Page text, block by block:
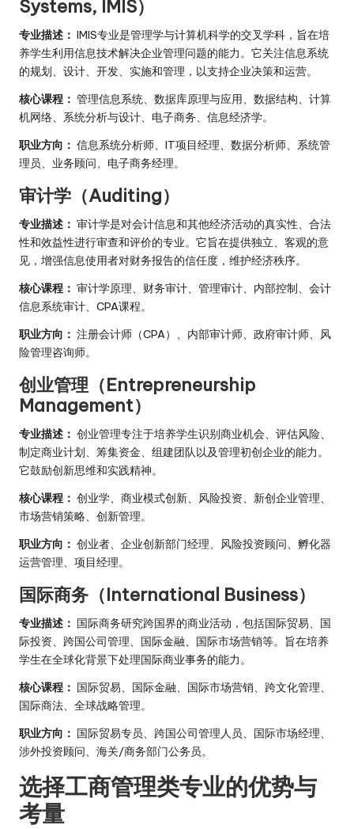
Systems, IMIS）
专业描述： IMIS专业是管理学与计算机科学的交叉学科，旨在培
养学生利用信息技术解决企业管理问题的能力。它关注信息系统
的规划、设计、开发、实施和管理，以支持企业决策和运营。
核心课程： 管理信息系统、数据库原理与应用、数据结构、计算
机网络、系统分析与设计、电子商务、信息经济学。
职业方向： 信息系统分析师、IT项目经理、数据分析师、系统管
理员、业务顾问、电子商务经理。
审计学（Auditing）
专业描述： 审计学是对会计信息和其他经济活动的真实性、合法
性和效益性进行审查和评价的专业。它旨在提供独立、客观的意
见，增强信息使用者对财务报告的信任度，维护经济秩序。
核心课程： 审计学原理、财务审计、管理审计、内部控制、会计
信息系统审计、CPA课程。
职业方向： 注册会计师（CPA）、内部审计师、政府审计师、风
险管理咨询师。
创业管理（Entrepreneurship
Management）
专业描述： 创业管理专注于培养学生识别商业机会、评估风险、
制定商业计划、筹集资金、组建团队以及管理初创企业的能力。
它鼓励创新思维和实践精神。
核心课程： 创业学、商业模式创新、风险投资、新创企业管理、
市场营销策略、创新管理。
职业方向： 创业者、企业创新部门经理、风险投资顾问、孵化器
运营管理、项目经理。
国际商务（International Business）
专业描述： 国际商务研究跨国界的商业活动，包括国际贸易、国
际投资、跨国公司管理、国际金融、国际市场营销等。旨在培养
学生在全球化背景下处理国际商业事务的能力。
核心课程： 国际贸易、国际金融、国际市场营销、跨文化管理、
国际商法、全球战略管理。
职业方向： 国际贸易专员、跨国公司管理人员、国际市场经理、
涉外投资顾问、海关/商务部门公务员。
选择工商管理类专业的优势与
考量